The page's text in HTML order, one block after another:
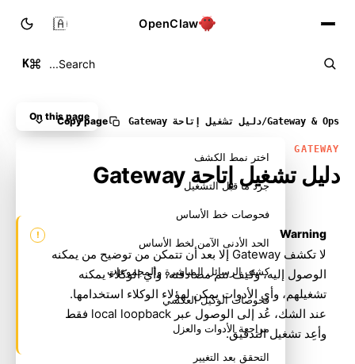
OpenClaw
Search...
K
🇸🇦
Gateway & Ops
/دليل تشغيل إتاحة Gateway Copy page
GATEWAY
دليل تشغيل إتاحة Gateway
Warning
لا تكشف Gateway إلا بعد أن تتمكن من توضيح من يمكنه
الوصول إليه، وكيف تتم مصادقته، وأي الوكلاء يمكنه
تشغيلهم، وأي الأدوات يمكن لهؤلاء الوكلاء استخدامها.
عند الشك، عُد إلى الوصول عبر local loopback فقط
وأعِد تشغيل التدقيق.
On this page
اختر نمط الكشف
جرد ما قبل التشغيل
فحوصات خط الأساس
الحد الأدنى الآمن لخط الأساس
كشف الرسائل المباشرة والمجموعات
فحوصات الوكيل العكسي
مراجعة الأدوات والعزل
التحقق بعد التغيير